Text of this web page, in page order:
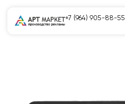
+7 (964) 905-88-55